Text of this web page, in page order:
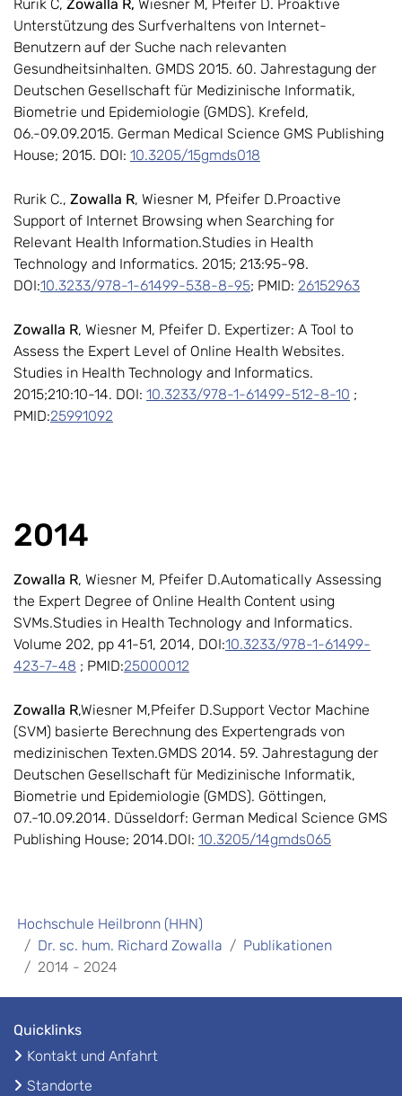
Rurik C, Zowalla R, Wiesner M, Pfeifer D. Proaktive
Unterstützung des Surfverhaltens von Internet-
Benutzern auf der Suche nach relevanten
Gesundheitsinhalten. GMDS 2015. 60. Jahrestagung der
Deutschen Gesellschaft für Medizinische Informatik,
Biometrie und Epidemiologie (GMDS). Krefeld,
06.-09.09.2015. German Medical Science GMS Publishing
House; 2015. DOI: 10.3205/15gmds018
Rurik C., Zowalla R, Wiesner M, Pfeifer D.Proactive
Support of Internet Browsing when Searching for
Relevant Health Information.Studies in Health
Technology and Informatics. 2015; 213:95-98.
DOI:10.3233/978-1-61499-538-8-95; PMID: 26152963
Zowalla R, Wiesner M, Pfeifer D. Expertizer: A Tool to
Assess the Expert Level of Online Health Websites.
Studies in Health Technology and Informatics.
2015;210:10-14. DOI: 10.3233/978-1-61499-512-8-10 ;
PMID:25991092
2014
Zowalla R, Wiesner M, Pfeifer D.Automatically Assessing
the Expert Degree of Online Health Content using
SVMs.Studies in Health Technology and Informatics.
Volume 202, pp 41-51, 2014, DOI:10.3233/978-1-61499-
423-7-48 ; PMID:25000012
Zowalla R,Wiesner M,Pfeifer D.Support Vector Machine
(SVM) basierte Berechnung des Expertengrads von
medizinischen Texten.GMDS 2014. 59. Jahrestagung der
Deutschen Gesellschaft für Medizinische Informatik,
Biometrie und Epidemiologie (GMDS). Göttingen,
07.-10.09.2014. Düsseldorf: German Medical Science GMS
Publishing House; 2014.DOI: 10.3205/14gmds065
Hochschule Heilbronn (HHN)
Dr. sc. hum. Richard Zowalla
Publikationen
2014 - 2024
Quicklinks
Kontakt und Anfahrt
Standorte